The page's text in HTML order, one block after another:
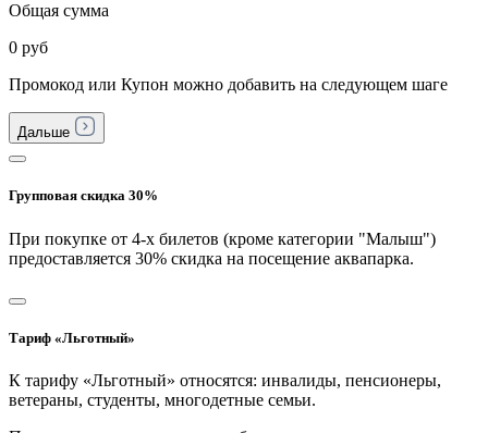
Общая сумма
0 руб
Промокод или Купон можно добавить на следующем шаге
Дальше
Групповая скидка 30%
При покупке от 4-х билетов (кроме категории "Малыш")
предоставляется 30% скидка на посещение аквапарка.
Тариф «Льготный»
К тарифу «Льготный» относятся: инвалиды, пенсионеры,
ветераны, студенты, многодетные семьи.